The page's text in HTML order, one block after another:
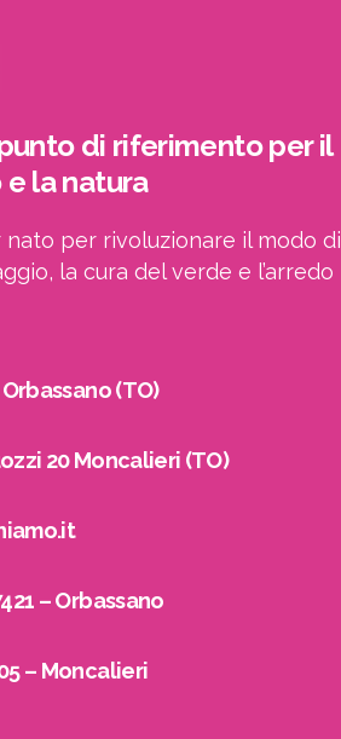
di riferimento per il
la natura
per rivoluzionare il modo di
la cura del verde e l’arredo
(TO)
20 Moncalieri (TO)
– Orbassano
– Moncalieri